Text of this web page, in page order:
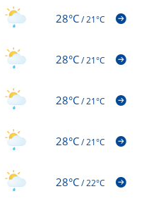
28°C/21°C
28°C/21°C
28°C/21°C
28°C/21°C
28°C/22°C